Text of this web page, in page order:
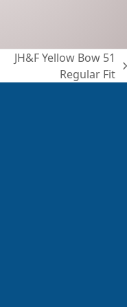
JH&F Yellow Bow 51
Regular Fit